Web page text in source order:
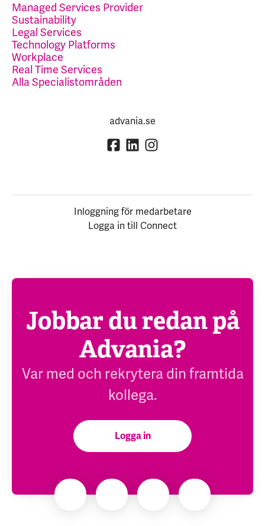
Managed Services Provider
Sustainability
Legal Services
Technology Platforms
Workplace
Real Time Services
Alla Specialistområden
advania.se
Inloggning för medarbetare
Logga in till Connect
Jobbar du redan på
Advania?
Var med och rekrytera din framtida
kollega.
Logga in